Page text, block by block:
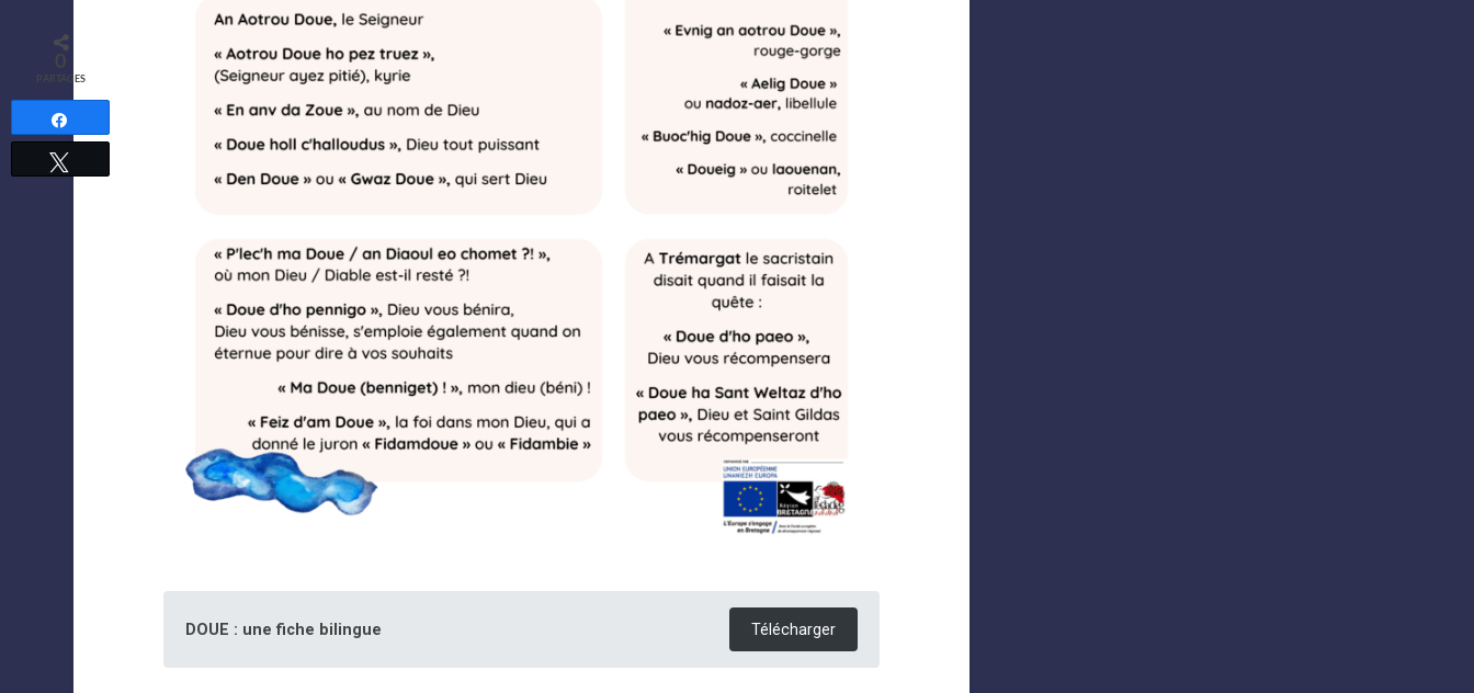
DOUE : une fiche bilingue Télécharger
PARTAGES